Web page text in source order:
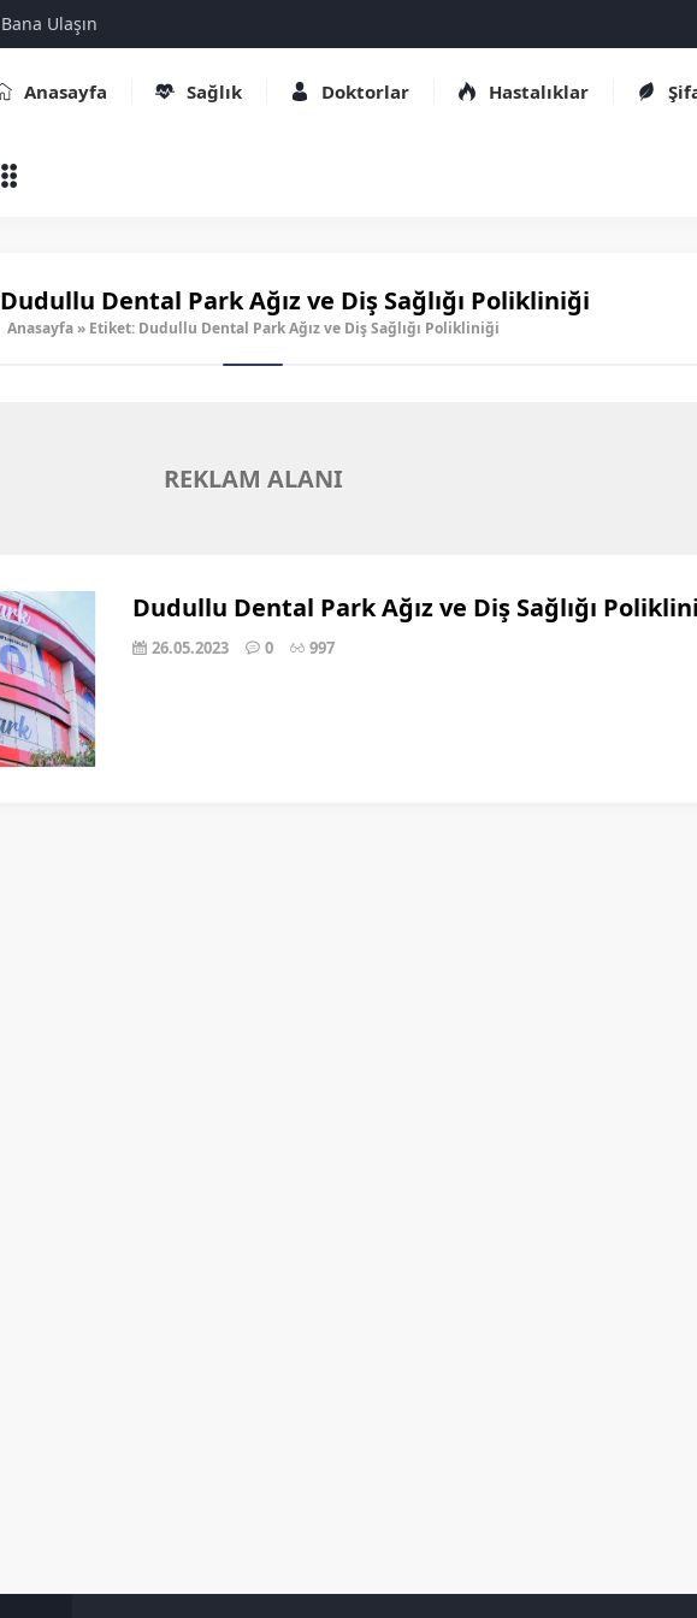
Bana Ulaşın
Anasayfa Sağlık Doktorlar Hastalıklar
Dudullu Dental Park Ağız ve Diş Sağlığı Polikliniği
Anasayfa » Etiket: Dudullu Dental Park Ağız ve Diş Sağlığı Polikliniği
REKLAM ALANI
Dudullu Dental Park Ağız ve Diş Sağlığı
26.05.2023 0 997